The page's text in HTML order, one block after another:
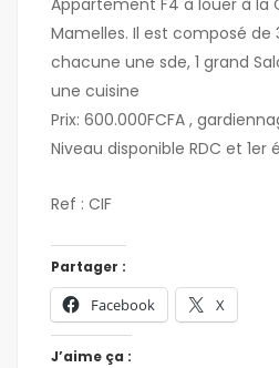
Appartement F4 à louer à la
Mamelles. Il est composé
chacune une sde, 1 grand
une cuisine
Prix: 600.000FCFA ,
Niveau disponible RDC et 1er
Ref : CIF
Partager :
Facebook X
J’aime ça :